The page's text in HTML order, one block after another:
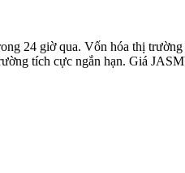
24 giờ qua. Vốn hóa thị trường
tích cực ngắn hạn. Giá